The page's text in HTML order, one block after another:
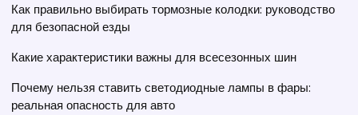
Как правильно выбирать тормозные колодки: руководство
для безопасной езды
Какие характеристики важны для всесезонных шин
Почему нельзя ставить светодиодные лампы в фары:
реальная опасность для авто